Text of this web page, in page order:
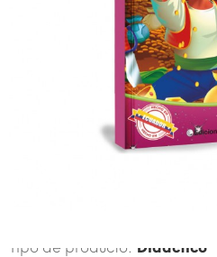
Tipo de producto: Didactico